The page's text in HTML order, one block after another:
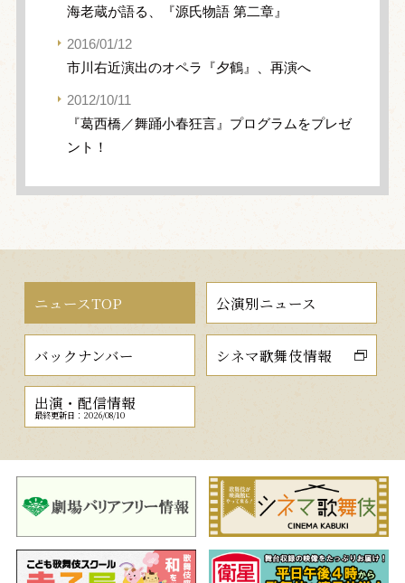
海老蔵が語る、『源氏物語 第二章』
2016/01/12
市川右近演出のオペラ『夕鶴』、再演へ
2012/10/11
『葛西橋／舞踊小春狂言』プログラムをプレゼ
ント！
ニュースTOP 公演別ニュース
バックナンバー シネマ歌舞伎情報
出演・配信情報
最終更新日：2026/08/10